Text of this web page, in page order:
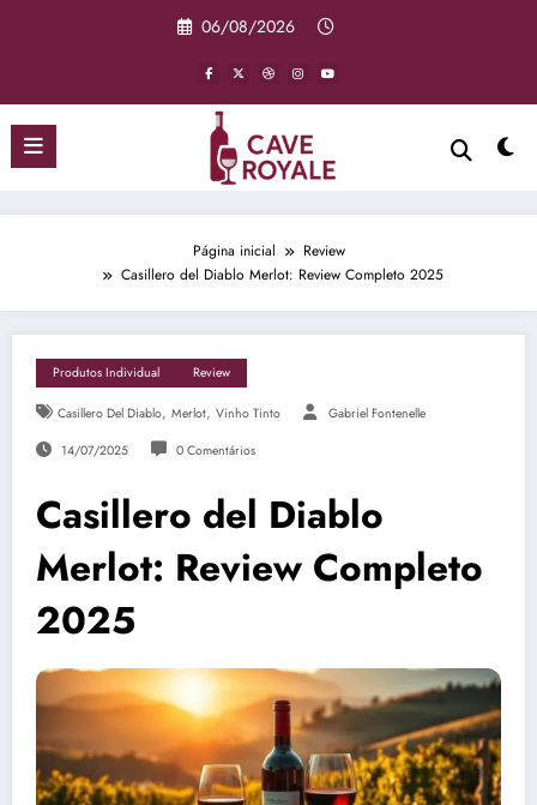
06/08/2026
Página inicial
Review
Casillero del Diablo Merlot: Review Completo 2025
Produtos Individual Review
Casillero Del Diablo, Merlot, Vinho Tinto Gabriel Fontenelle
14/07/2025 0 Comentários
Casillero del Diablo
Merlot: Review Completo
2025